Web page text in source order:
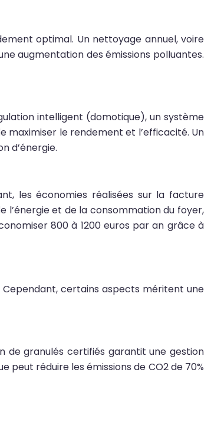
optimal. Un nettoyage annuel, voire
augmentation des émissions polluantes.
intelligent (domotique), un système
maximiser le rendement et l’efficacité. Un
d’énergie.
les économies réalisées sur la facture
et de la consommation du foyer,
800 à 1200 euros par an grâce à
Cependant, certains aspects méritent une
de granulés certifiés garantit une gestion
peut réduire les émissions de CO2 de 70%